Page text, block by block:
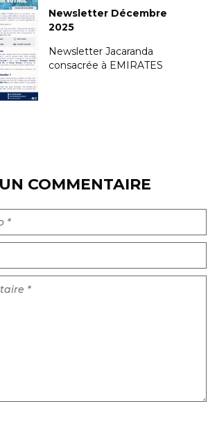
Newsletter Décembre
2025
Newsletter Jacaranda
consacrée à EMIRATES
COMMENTAIRE